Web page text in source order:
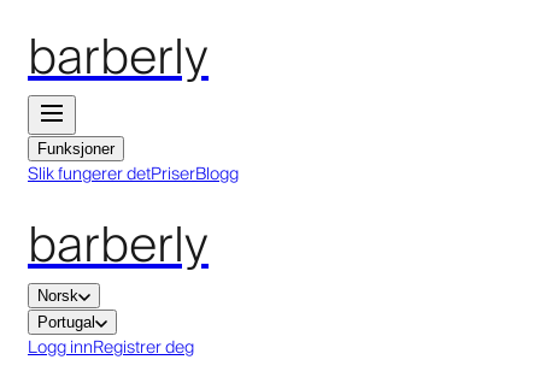
barberly
Funksjoner
Slik fungerer detPriserBlogg
barberly
Norsk
Portugal
Logg innRegistrer deg